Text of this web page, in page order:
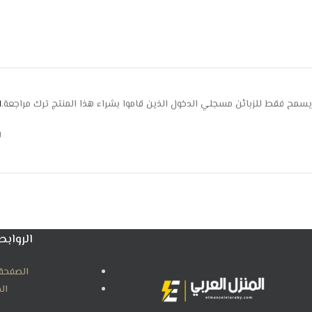
يسمح فقط للزبائن مسجلي الدخول الذين قاموا بشراء هذا المنتج ترك مراجعة.